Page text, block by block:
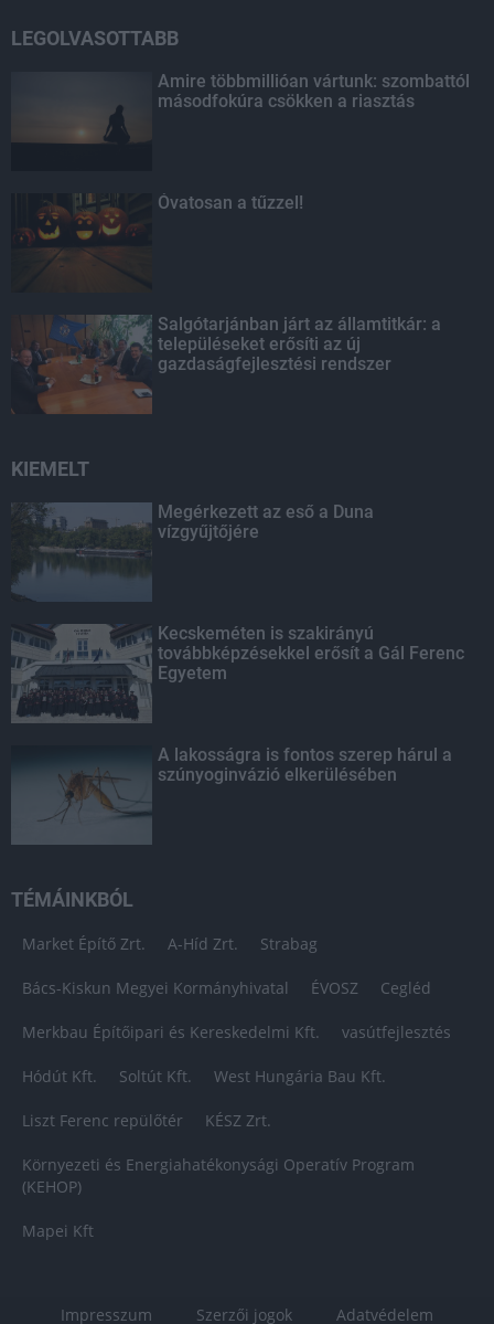
LEGOLVASOTTABB
Amire többmillióan vártunk: szombattól
másodfokúra csökken a riasztás
Óvatosan a tűzzel!
Salgótarjánban járt az államtitkár: a
településeket erősíti az új
gazdaságfejlesztési rendszer
KIEMELT
Megérkezett az eső a Duna
vízgyűjtőjére
Kecskeméten is szakirányú
továbbképzésekkel erősít a Gál Ferenc
Egyetem
A lakosságra is fontos szerep hárul a
szúnyoginvázió elkerülésében
TÉMÁINKBÓL
Market Építő Zrt. A-Híd Zrt. Strabag
Bács-Kiskun Megyei Kormányhivatal ÉVOSZ Cegléd
Merkbau Építőipari és Kereskedelmi Kft. vasútfejlesztés
Hódút Kft. Soltút Kft. West Hungária Bau Kft.
Liszt Ferenc repülőtér KÉSZ Zrt.
Környezeti és Energiahatékonysági Operatív Program
(KEHOP)
Mapei Kft
Impresszum Szerzői jogok Adatvédelem